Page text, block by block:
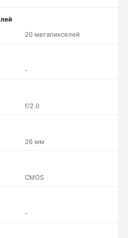
20 мегапикселей
-
f/2.0
26 мм
CMOS
-